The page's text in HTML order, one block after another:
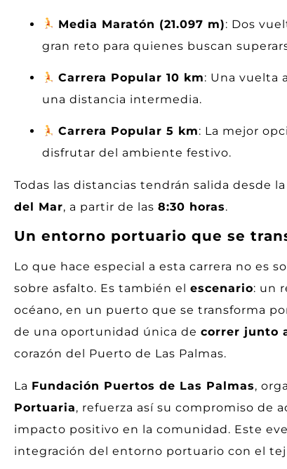
Media Maratón (21.097 m): Dos
gran reto para quienes buscan
Carrera Popular 10 km: Una vuelta
una distancia intermedia.
Carrera Popular 5 km: La mejor
disfrutar del ambiente festivo.
Todas las distancias tendrán salida desde la
del Mar, a partir de las 8:30 horas.
Un entorno portuario que se
Lo que hace especial a esta carrera no es
sobre asfalto. Es también el escenario: un
océano, en un puerto que se transforma
de una oportunidad única de correr junto
corazón del Puerto de Las Palmas.
La Fundación Puertos de Las Palmas,
Portuaria, refuerza así su compromiso de
impacto positivo en la comunidad. Este
integración del entorno portuario con el